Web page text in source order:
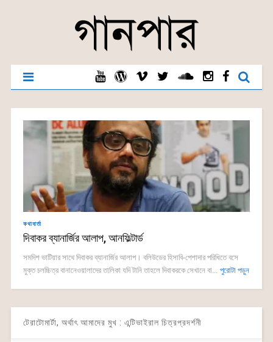
কথাবার্তা
দিবাকর ব্যানার্জির আলাপ, আনফিল্টার্ড
সমদিশ ভাটিয়ার সাথে দিবাকর ব্যানার্জির আলাপ। বলিউডের হিসাবি-পেশাদার পরিধিতে বসে
মুক্ত চলচ্চিত্র বানানেওয়ালাদের তালিকা যদি টানি তাহলে দিবাকরকে সেখানে বা... পুরোটা পড়ুন
টেরাটোমার্টা, অর্থাৎ আমাদের মুখ : এন্টিভাইরাল চিত্রপ্রদর্শনী